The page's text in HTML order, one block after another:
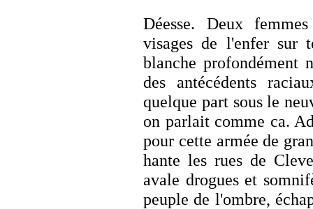
Déesse. Deux
visages de l'enfer sur
blanche profondément
des antécédents
quelque part sous le
on parlait comme ca.
pour cette armée de
hante les rues de
avale drogues et
peuple de l'ombre,